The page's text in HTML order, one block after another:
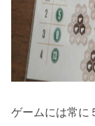
ゲームには常に